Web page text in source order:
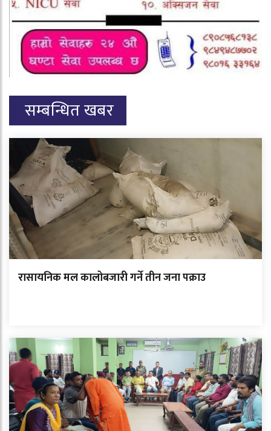
सम्बन्धित खबर
रासायनिक मल कालोबजारी गर्ने तीन जना पक्राउ